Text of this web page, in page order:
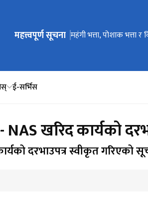
मुख्य नेभिगेसनमा जानुहोस्
महत्त्वपूर्ण सूचना सुत्र प्रणाली सञ्चालन
तलब स्केल सम्बन्धी विवरण
महंगी भत्ता, पोशाक भत्ता
धरौटी तथा कार्य सञ्चालन
e-Pension Verification
ई‍-सर्भिस
खरिद कार्यको
दरभाउपत्र स्वीकृत गरिएको